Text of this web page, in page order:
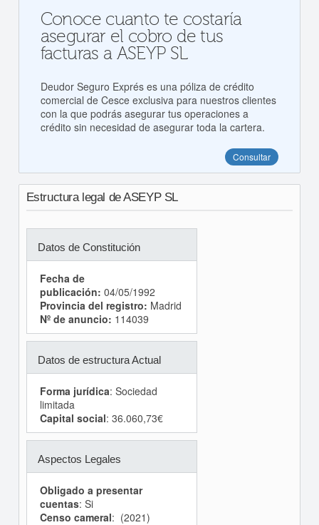
Conoce cuanto te costaría
asegurar el cobro de tus
facturas a ASEYP SL
Deudor Seguro Exprés es una póliza de crédito
comercial de Cesce exclusiva para nuestros clientes
con la que podrás asegurar tus operaciones a
crédito sin necesidad de asegurar toda la cartera.
Consultar
Estructura legal de ASEYP SL
Datos de Constitución
Fecha de
publicación: 04/05/1992
Provincia del registro: Madrid
Nº de anuncio: 114039
Datos de estructura Actual
Forma jurídica: Sociedad
limitada
Capital social: 36.060,73€
Aspectos Legales
Obligado a presentar
cuentas: Si
Censo cameral: (2021)